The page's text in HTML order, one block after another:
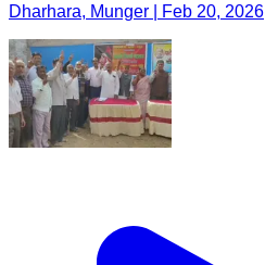
Dharhara, Munger | Feb 20, 2026